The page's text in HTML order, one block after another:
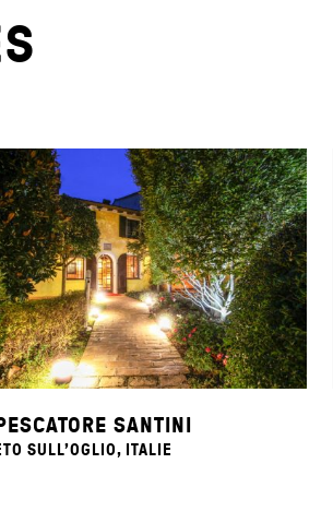
SANTINI
SULL’OGLIO, ITALIE